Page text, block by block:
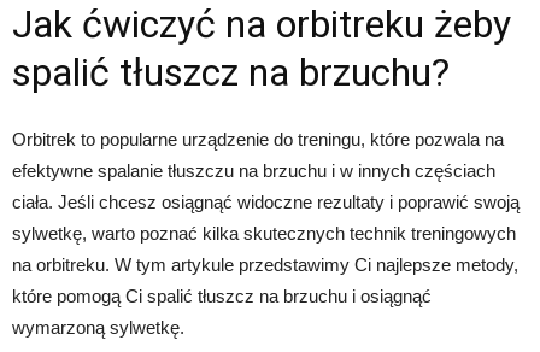
Jak ćwiczyć na orbitreku żeby
spalić tłuszcz na brzuchu?
Orbitrek to popularne urządzenie do treningu, które pozwala na
efektywne spalanie tłuszczu na brzuchu i w innych częściach
ciała. Jeśli chcesz osiągnąć widoczne rezultaty i poprawić swoją
sylwetkę, warto poznać kilka skutecznych technik treningowych
na orbitreku. W tym artykule przedstawimy Ci najlepsze metody,
które pomogą Ci spalić tłuszcz na brzuchu i osiągnąć
wymarzoną sylwetkę.